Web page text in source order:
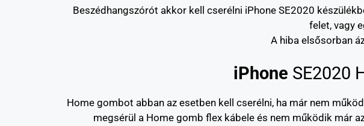
Beszédhangszórót akkor kell cserélni iPhone SE2020
felet, vagy
A hiba elsősorban
iPhone SE2020
Home gombot abban az esetben kell cserélni, ha már nem
megsérül a Home gomb flex kábele és nem működik már